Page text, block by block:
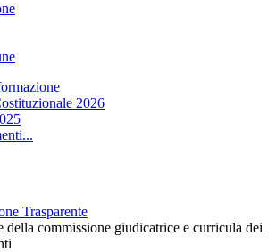
2026
Trasparente
della commissione giudicatrice e curricula dei